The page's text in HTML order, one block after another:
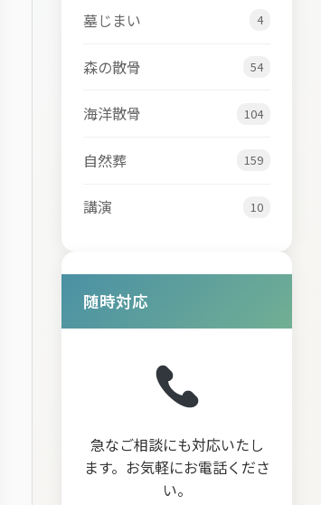
墓じまい 4
森の散骨 54
海洋散骨 104
自然葬 159
講演 10
随時対応
急なご相談にも対応いたし
ます。お気軽にお電話くださ
い。